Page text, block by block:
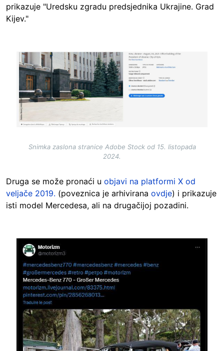
prikazuje "Uredsku zgradu predsjednika Ukrajine. Grad
Kijev."
Image
Snimka zaslona stranice Adobe Stock od 15. listopada
2024.
Druga se može pronaći u objavi na platformi X od
veljače 2019. (poveznica je arhivirana ovdje) i prikazuje
isti model Mercedesa, ali na drugačijoj pozadini.
Image